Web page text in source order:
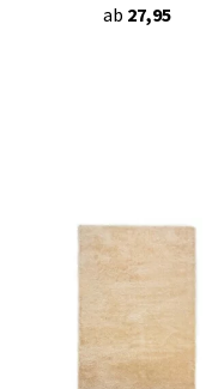
ab 27,95